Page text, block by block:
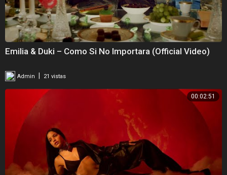
Emilia & Duki – Como Si No Importara (Official Video)
Admin 21 vistas
00:02:51